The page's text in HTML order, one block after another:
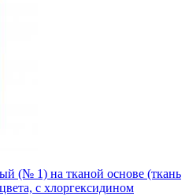
(№ 1) на тканой основе (ткань
с хлоргексидином